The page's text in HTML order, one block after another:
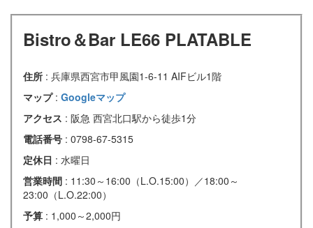
Bistro＆Bar LE66 PLATABLE
住所 : 兵庫県西宮市甲風園1-6-11 AIFビル1階
マップ : Googleマップ
アクセス : 阪急 西宮北口駅から徒歩1分
電話番号 : 0798-67-5315
定休日 : 水曜日
営業時間 : 11:30～16:00（L.O.15:00）／18:00～
23:00（L.O.22:00）
予算 : 1,000～2,000円